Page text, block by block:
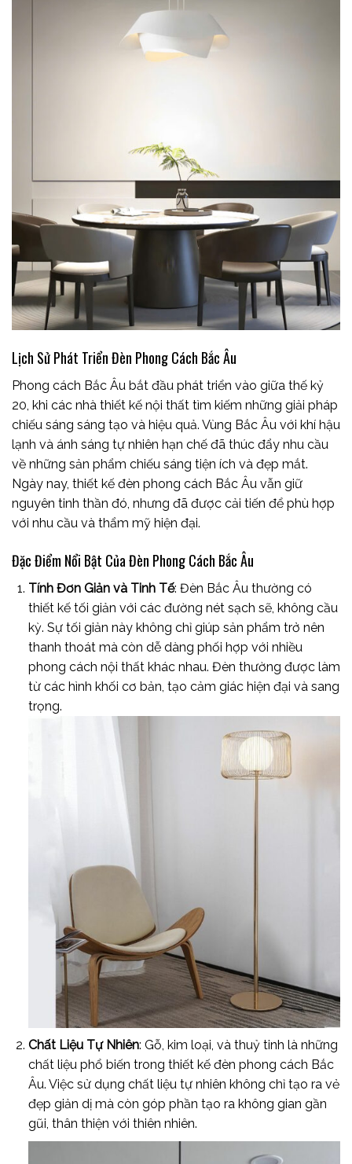
Lịch Sử Phát Triển Đèn Phong Cách Bắc Âu
Phong cách Bắc Âu bắt đầu phát triển vào giữa thế kỷ
20, khi các nhà thiết kế nội thất tìm kiếm những giải pháp
chiếu sáng sáng tạo và hiệu quả. Vùng Bắc Âu với khí hậu
lạnh và ánh sáng tự nhiên hạn chế đã thúc đẩy nhu cầu
về những sản phẩm chiếu sáng tiện ích và đẹp mắt.
Ngày nay, thiết kế đèn phong cách Bắc Âu vẫn giữ
nguyên tinh thần đó, nhưng đã được cải tiến để phù hợp
với nhu cầu và thẩm mỹ hiện đại.
Đặc Điểm Nổi Bật Của Đèn Phong Cách Bắc Âu
Tính Đơn Giản và Tinh Tế: Đèn Bắc Âu thường có
thiết kế tối giản với các đường nét sạch sẽ, không cầu
kỳ. Sự tối giản này không chỉ giúp sản phẩm trở nên
thanh thoát mà còn dễ dàng phối hợp với nhiều
phong cách nội thất khác nhau. Đèn thường được làm
từ các hình khối cơ bản, tạo cảm giác hiện đại và sang
trọng.
Chất Liệu Tự Nhiên: Gỗ, kim loại, và thuỷ tinh là những
chất liệu phổ biến trong thiết kế đèn phong cách Bắc
Âu. Việc sử dụng chất liệu tự nhiên không chỉ tạo ra vẻ
đẹp giản dị mà còn góp phần tạo ra không gian gần
gũi, thân thiện với thiên nhiên.